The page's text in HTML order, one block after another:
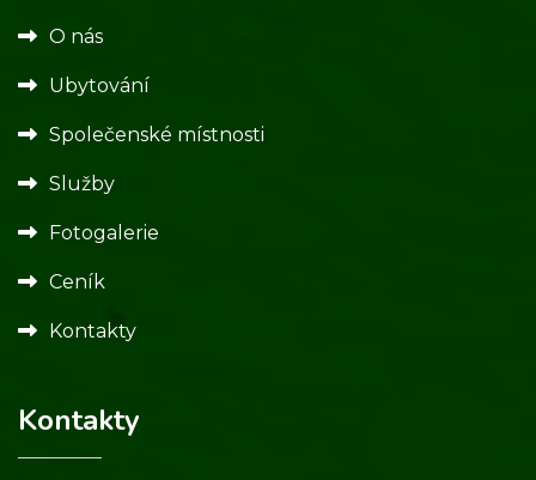
O nás
Ubytování
Společenské místnosti
Služby
Fotogalerie
Ceník
Kontakty
Kontakty